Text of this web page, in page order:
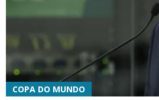
COPA DO MUNDO